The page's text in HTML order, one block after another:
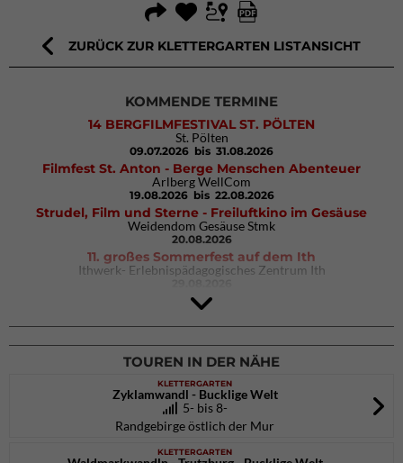
ZURÜCK ZUR KLETTERGARTEN LISTANSICHT
KOMMENDE TERMINE
14 BERGFILMFESTIVAL ST. PÖLTEN
St. Pölten
09.07.2026 bis 31.08.2026
Filmfest St. Anton - Berge Menschen Abenteuer
Arlberg WellCom
19.08.2026 bis 22.08.2026
Strudel, Film und Sterne - Freiluftkino im Gesäuse
Weidendom Gesäuse Stmk
20.08.2026
11. großes Sommerfest auf dem Ith
Ithwerk- Erlebnispädagogisches Zentrum Ith
4Blocs KIDS 2026
DAV Kletter- & Boulderzentrum München Süd (Thalkirchen)
26.09.2026
TOUREN IN DER NÄHE
KLETTERGARTEN
Zyklamwandl - Bucklige Welt
5- bis 8-
Randgebirge östlich der Mur
KLETTERGARTEN